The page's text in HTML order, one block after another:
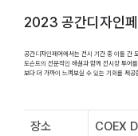
2023 공간디자인
공간디자인페어에서는 전시 기간 중 이틀 간
도슨트의 전문적인 해설과 함께 전시장 투어
보다 더 가까이 느껴보실 수 있는 기회를 제공
장소 COEX